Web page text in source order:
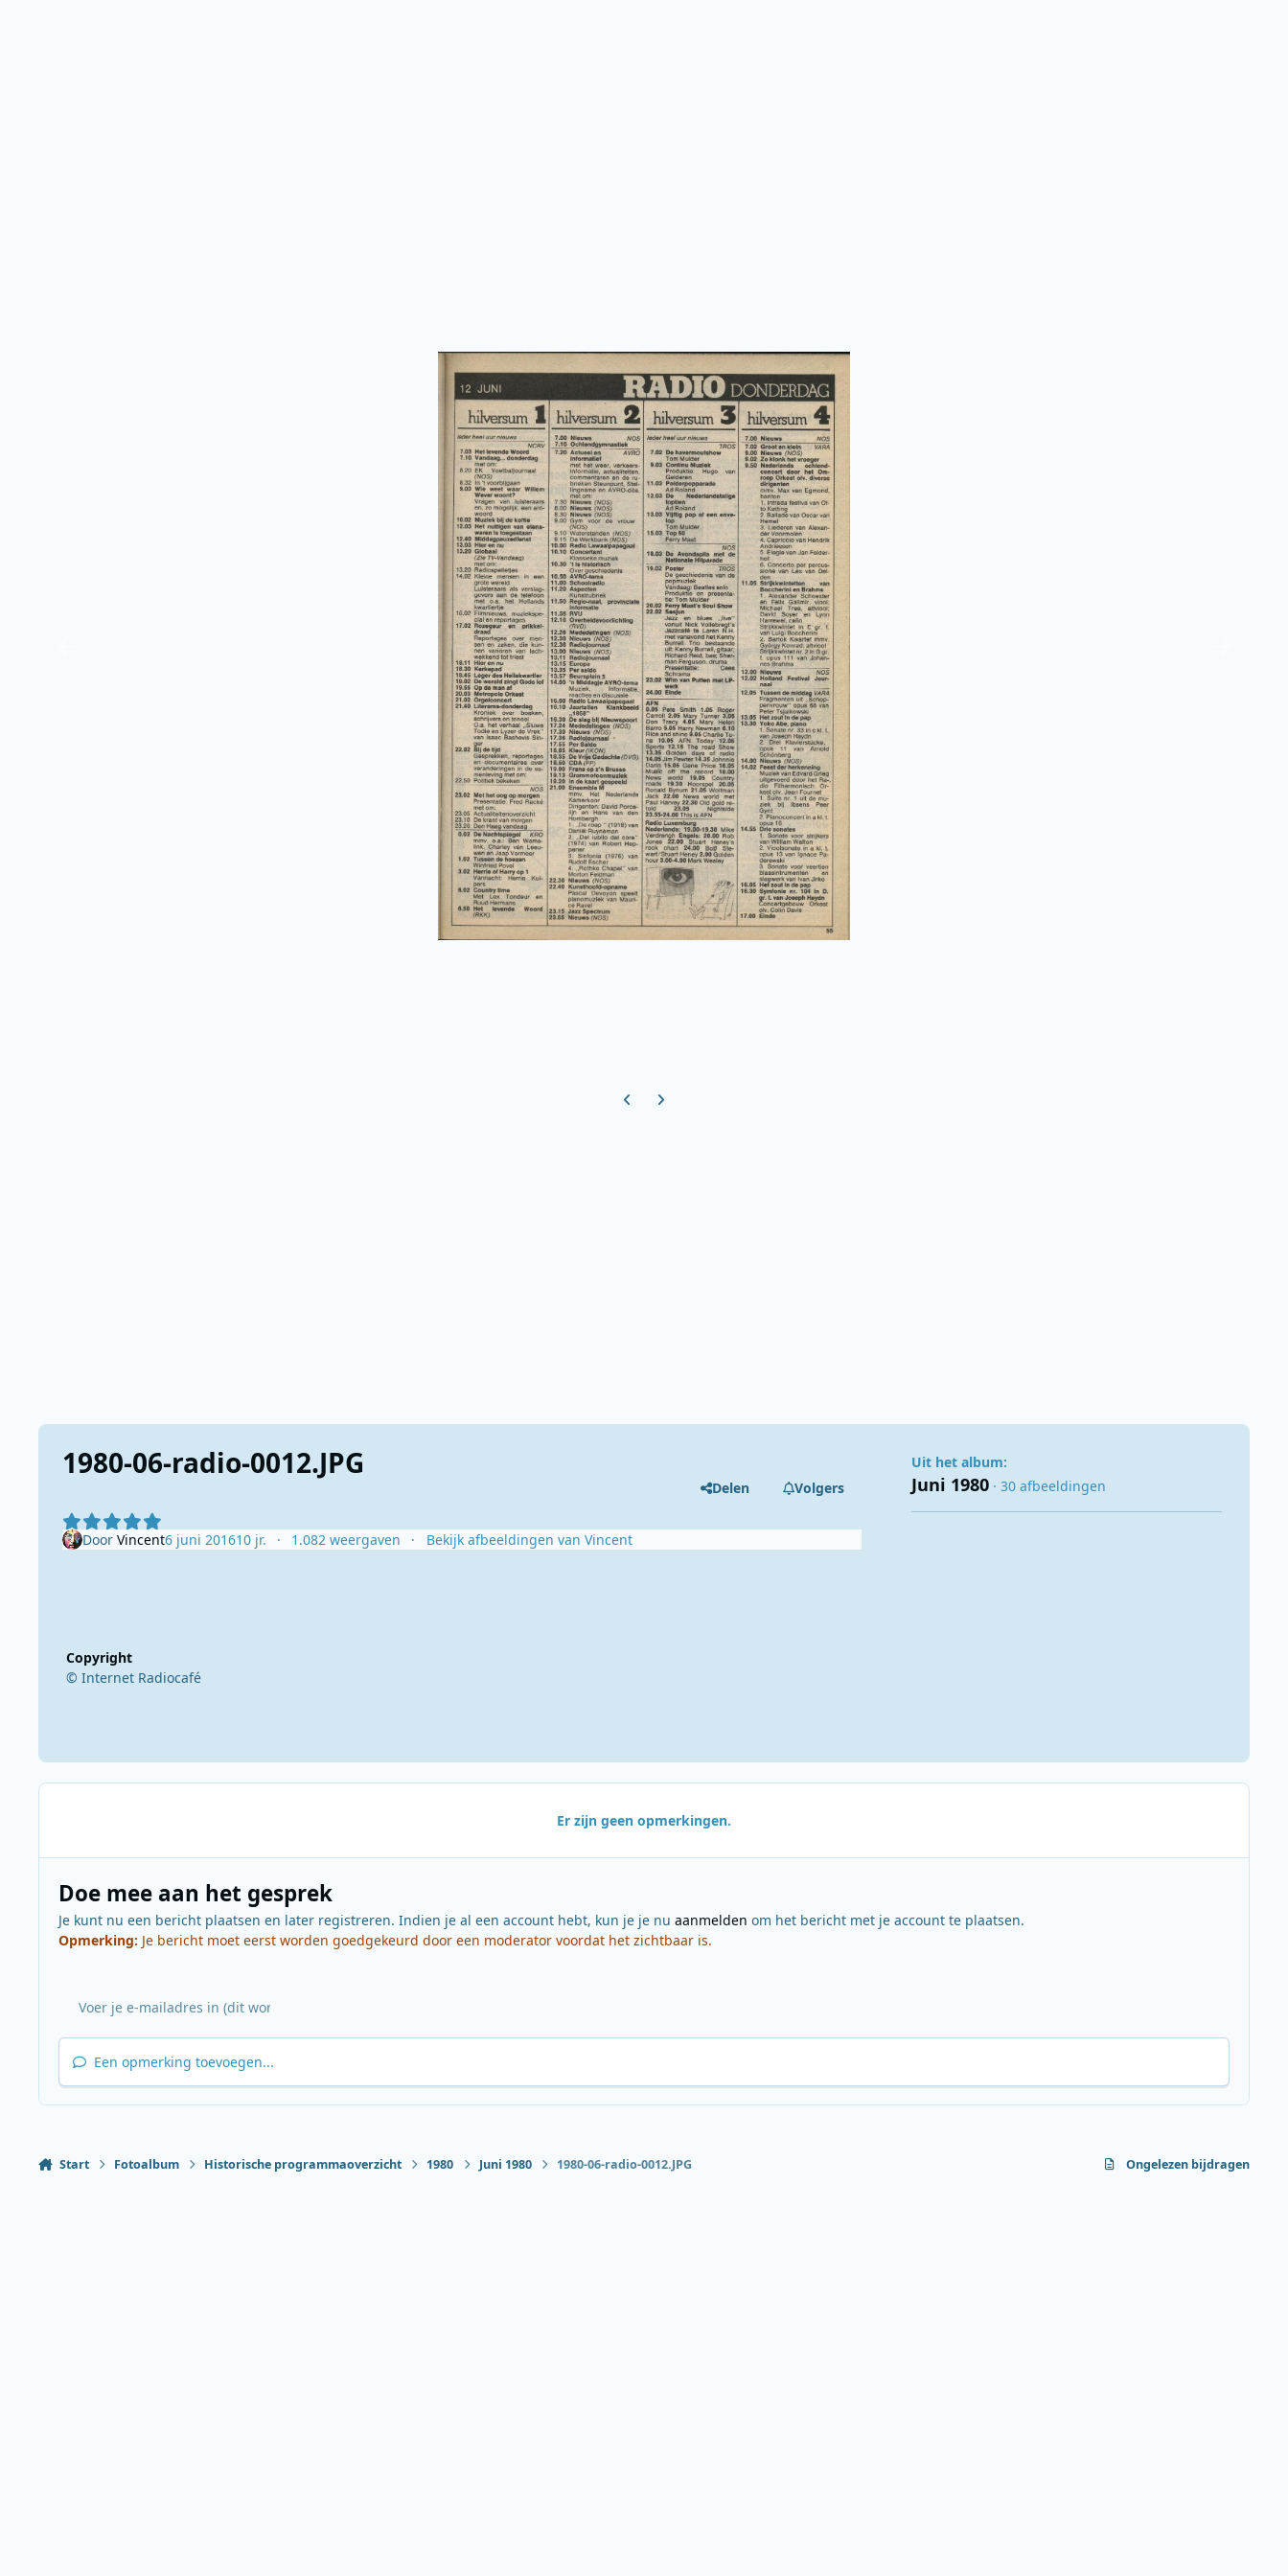
Previous carousel slide
Next carousel slide
1980-06-radio-0012.JPG
Delen Volgers
Door Vincent6 juni 201610 jr. 1.082 weergaven Bekijk afbeeldingen van Vincent
Copyright
© Internet Radiocafé
Uit het album:
Juni 1980 · 30 afbeeldingen
Er zijn geen opmerkingen.
Doe mee aan het gesprek
Je kunt nu een bericht plaatsen en later registreren. Indien je al een account hebt, kun je je nu aanmelden om het bericht met je account te plaatsen.
Opmerking: Je bericht moet eerst worden goedgekeurd door een moderator voordat het zichtbaar is.
Een opmerking toevoegen...
Start Fotoalbum Historische programmaoverzicht 1980 Juni 1980 1980-06-radio-0012.JPG Ongelezen bijdragen